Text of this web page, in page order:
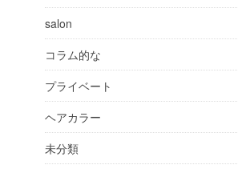
salon
コラム的な
プライベート
ヘアカラー
未分類